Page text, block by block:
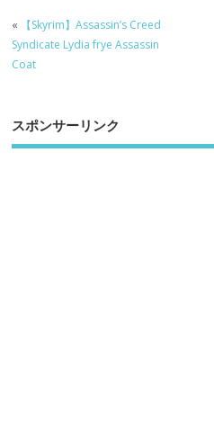
«
【Skyrim】Assassin’s Creed
Syndicate Lydia frye Assassin
Coat
スポンサーリンク